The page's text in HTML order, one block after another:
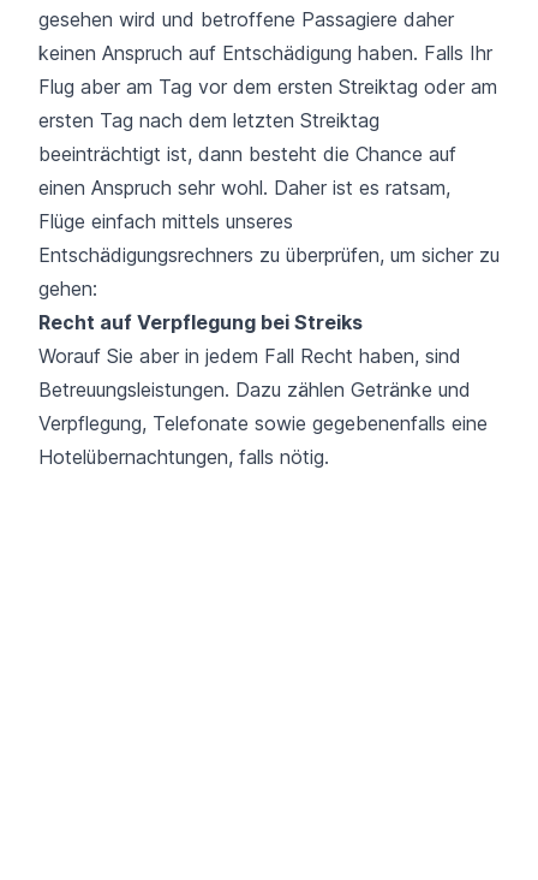
gesehen wird und betroffene Passagiere daher
keinen Anspruch auf Entschädigung haben. Falls Ihr
Flug aber am Tag vor dem ersten Streiktag oder am
ersten Tag nach dem letzten Streiktag
beeinträchtigt ist, dann besteht die Chance auf
einen Anspruch sehr wohl. Daher ist es ratsam,
Flüge einfach mittels unseres
Entschädigungsrechners zu überprüfen, um sicher zu
gehen:
Recht auf Verpflegung bei Streiks
Worauf Sie aber in jedem Fall Recht haben, sind
Betreuungsleistungen. Dazu zählen Getränke und
Verpflegung, Telefonate sowie gegebenenfalls eine
Hotelübernachtungen, falls nötig.